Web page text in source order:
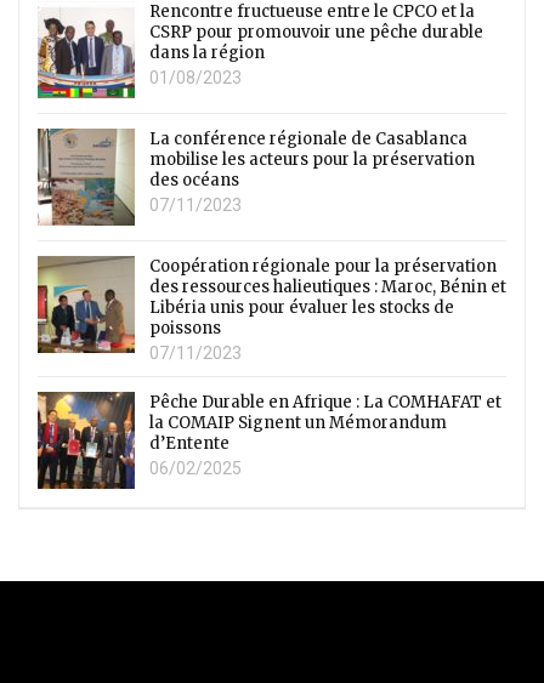
Rencontre fructueuse entre le CPCO et la
CSRP pour promouvoir une pêche durable
dans la région
01/08/2023
La conférence régionale de Casablanca
mobilise les acteurs pour la préservation
des océans
07/11/2023
Coopération régionale pour la préservation
des ressources halieutiques : Maroc, Bénin et
Libéria unis pour évaluer les stocks de
poissons
07/11/2023
Pêche Durable en Afrique : La COMHAFAT et
la COMAIP Signent un Mémorandum
d’Entente
06/02/2025